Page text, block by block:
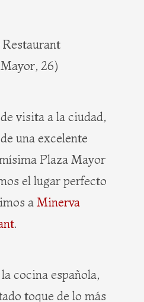
26)
visita a la ciudad,
una excelente
Plaza Mayor
el lugar perfecto
a Minerva
.
cocina española,
toque de lo más